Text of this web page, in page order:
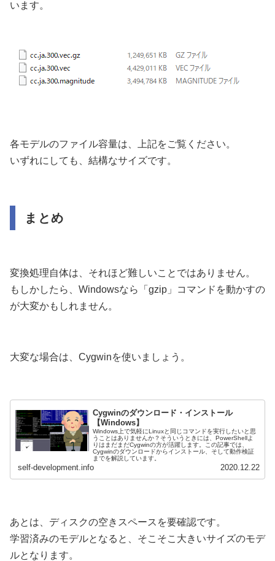
います。
各モデルのファイル容量は、上記をご覧ください。
いずれにしても、結構なサイズです。
まとめ
変換処理自体は、それほど難しいことではありません。
もしかしたら、Windowsなら「gzip」コマンドを動かすの
が大変かもしれません。
大変な場合は、Cygwinを使いましょう。
Cygwinのダウンロード・インストール
【Windows】
Windows上で気軽にLinuxと同じコマンドを実行したいと思
うことはありませんか？そういうときには、PowerShellよ
りはまだまだCygwinの方が活躍します。この記事では、
Cygwinのダウンロードからインストール、そして動作検証
までを解説しています。
self-development.info 2020.12.22
あとは、ディスクの空きスペースを要確認です。
学習済みのモデルとなると、そこそこ大きいサイズのモデ
ルとなります。